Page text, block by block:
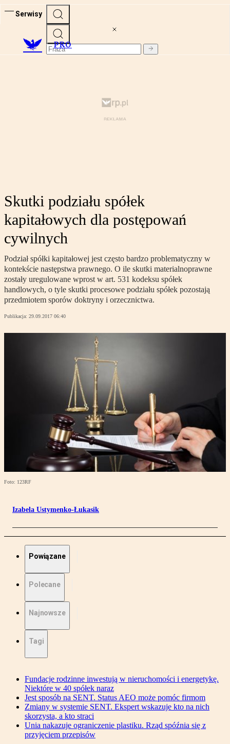
Serwisy
PRO
Skutki podziału spółek
kapitałowych dla postępowań
cywilnych
Podział spółki kapitałowej jest często bardzo problematyczny w
kontekście następstwa prawnego. O ile skutki materialnoprawne
zostały uregulowane wprost w art. 531 kodeksu spółek
handlowych, o tyle skutki procesowe podziału spółek pozostają
przedmiotem sporów doktryny i orzecznictwa.
Publikacja: 29.09.2017 06:40
Foto: 123RF
Izabela Ustymenko-Łukasik
Powiązane
Polecane
Najnowsze
Tagi
Fundacje rodzinne inwestują w nieruchomości i energetykę.
Niektóre w 40 spółek naraz
Jest sposób na SENT. Status AEO może pomóc firmom
Zmiany w systemie SENT. Ekspert wskazuje kto na nich
skorzysta, a kto straci
Unia nakazuje ograniczenie plastiku. Rząd spóźnia się z
przyjęciem przepisów